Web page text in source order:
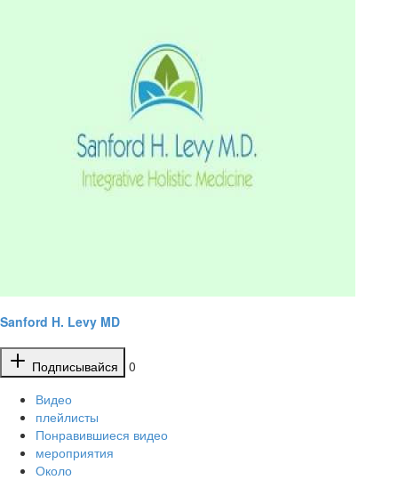
Sanford H. Levy MD
Подписывайся
0
Видео
плейлисты
Понравившиеся видео
мероприятия
Около